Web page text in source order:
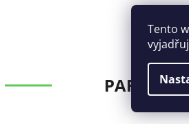
Tento